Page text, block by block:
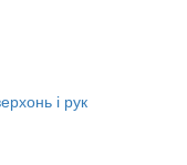
і рук